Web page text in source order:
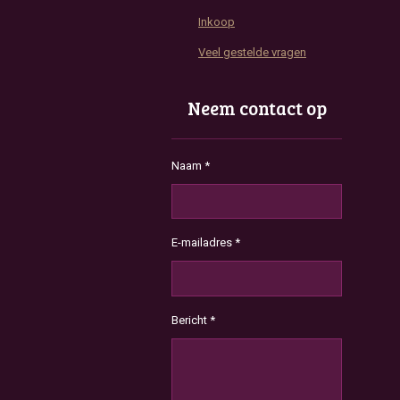
Inkoop
Veel gestelde vragen
Neem contact op
Naam *
E-mailadres *
Bericht *